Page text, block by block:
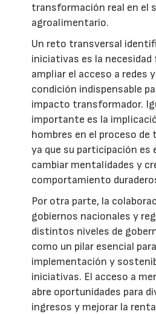
transformación real en el
agroalimentario.
Un reto transversal
iniciativas es la
ampliar el acceso a redes
condición indispensable
impacto transformador.
importante es la
hombres en el proceso
ya que su participación es
cambiar mentalidades y
comportamiento
Por otra parte, la
gobiernos nacionales y
distintos niveles de
como un pilar esencial
implementación y
iniciativas. El acceso a
abre oportunidades para
ingresos y mejorar la